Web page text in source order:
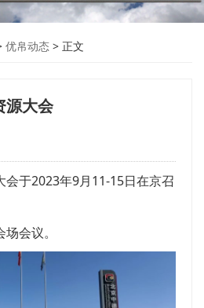
优帛动态 > 正文
源大会
会于2023年9月11-15日在京召
会议。